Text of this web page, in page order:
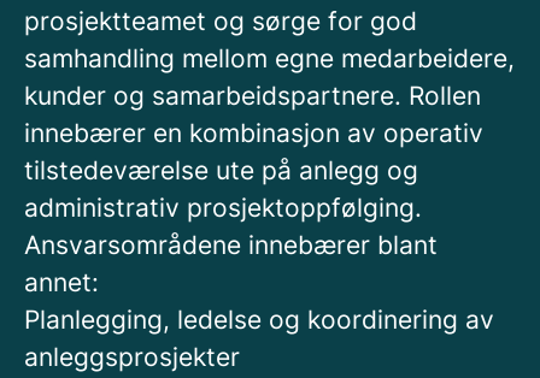
prosjektteamet og sørge for god
samhandling mellom egne medarbeidere,
kunder og samarbeidspartnere. Rollen
innebærer en kombinasjon av operativ
tilstedeværelse ute på anlegg og
administrativ prosjektoppfølging.
Ansvarsområdene innebærer blant
annet:
Planlegging, ledelse og koordinering av
anleggsprosjekter